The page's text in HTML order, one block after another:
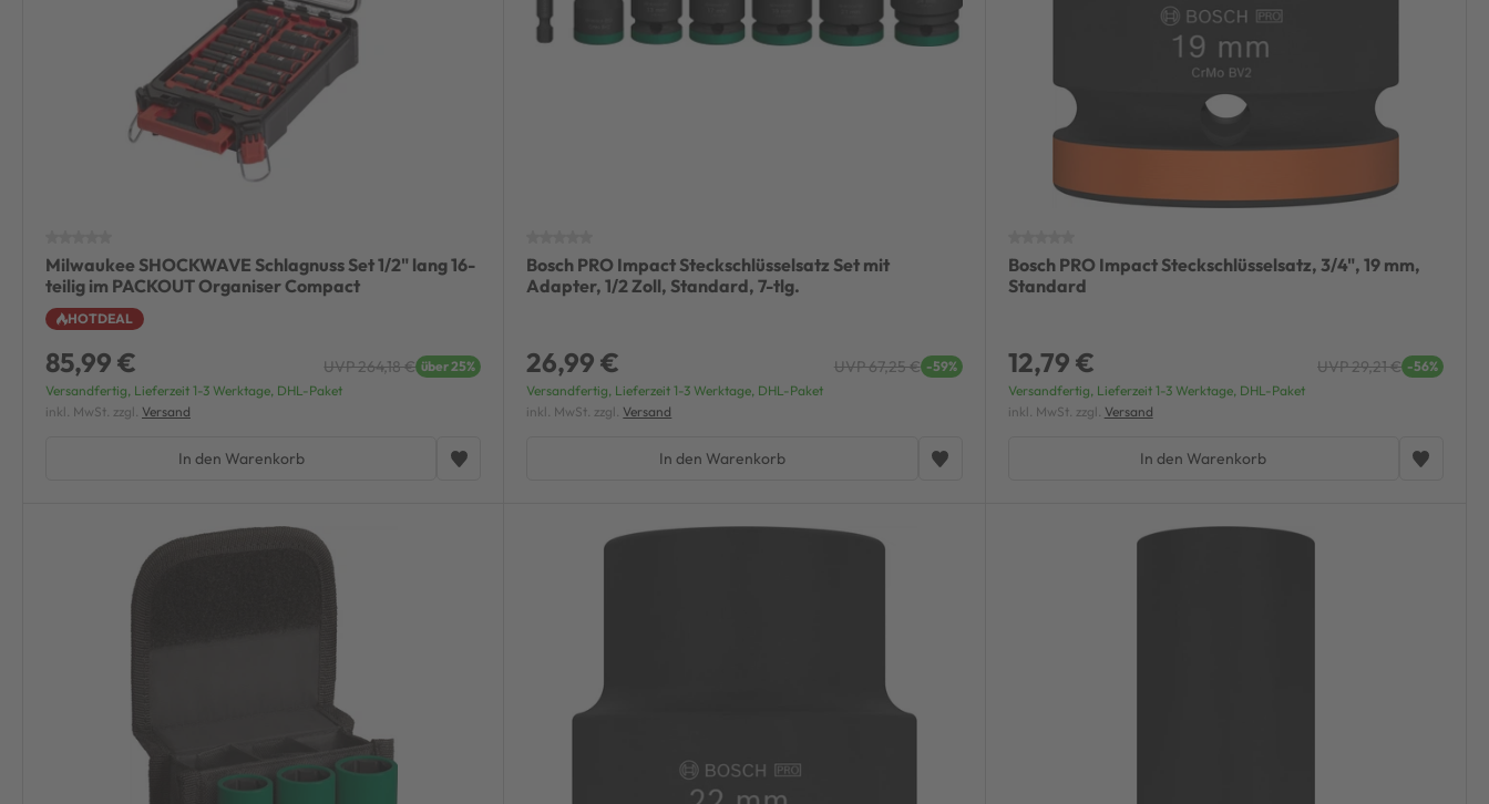
Milwaukee SHOCKWAVE Schlagnuss Set 1/2" lang 16-
teilig im PACKOUT Organiser Compact
HOTDEAL
85,99 € UVP 264,18 € über 25%
Versandfertig, Lieferzeit 1-3 Werktage, DHL-Paket
inkl. MwSt. zzgl. Versand
In den Warenkorb
Bosch PRO Impact Steckschlüsselsatz Set mit
Adapter, 1/2 Zoll, Standard, 7-tlg.
26,99 € UVP 67,25 € -59%
Versandfertig, Lieferzeit 1-3 Werktage, DHL-Paket
inkl. MwSt. zzgl. Versand
In den Warenkorb
Bosch PRO Impact Steckschlüsselsatz, 3/4", 19 mm,
Standard
12,79 € UVP 29,21 € -56%
Versandfertig, Lieferzeit 1-3 Werktage, DHL-Paket
inkl. MwSt. zzgl. Versand
In den Warenkorb